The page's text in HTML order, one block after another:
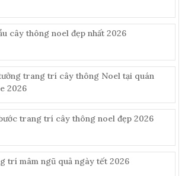
cây thông noel đẹp nhất 2026
trang trí cây thông Noel tại quán
2026
trang trí cây thông noel đẹp 2026
trí mâm ngũ quả ngày tết 2026